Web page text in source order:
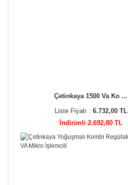
Çetinkaya 1500 Va Ko ...
Liste Fiyatı : 6.732,00 TL
İndirimli 2.692,80 TL